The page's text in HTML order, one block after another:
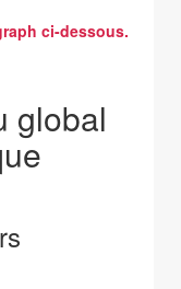
ci-dessous.
global